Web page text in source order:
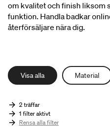
om kvalitet och finish liksom
funktion. Handla badkar
återförsäljare nära dig.
Visa alla Material
2 träffar
1 filter aktivt
Rensa alla filter